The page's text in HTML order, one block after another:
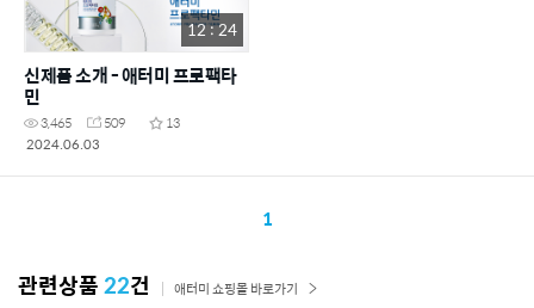
12 : 24
신제품 소개 - 애터미 프로팩타
민
3,465 509
13
2024.06.03
1
관련상품22건 애터미 쇼핑몰 바로가기